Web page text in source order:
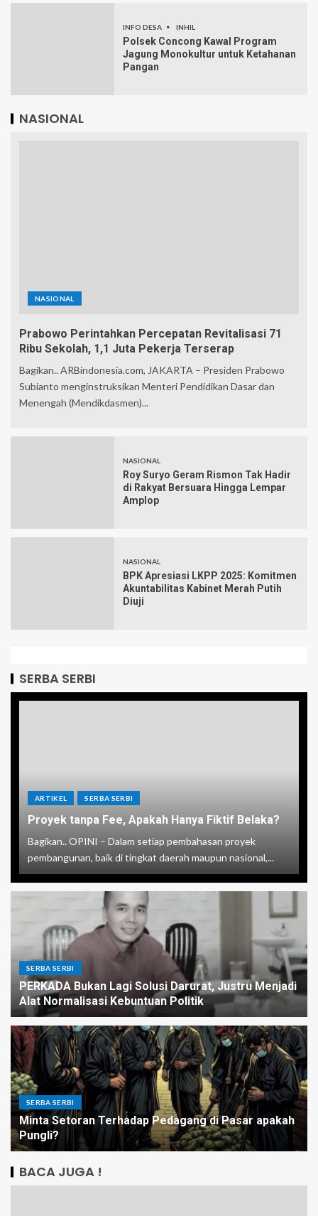
INFO DESA INHIL
Polsek Concong Kawal Program
Jagung Monokultur untuk Ketahanan
Pangan
NASIONAL
NASIONAL
Prabowo Perintahkan Percepatan Revitalisasi 71
Ribu Sekolah, 1,1 Juta Pekerja Terserap
Bagikan.. ARBindonesia.com, JAKARTA – Presiden Prabowo
Subianto menginstruksikan Menteri Pendidikan Dasar dan
Menengah (Mendikdasmen)...
NASIONAL
Roy Suryo Geram Rismon Tak Hadir
di Rakyat Bersuara Hingga Lempar
Amplop
NASIONAL
BPK Apresiasi LKPP 2025: Komitmen
Akuntabilitas Kabinet Merah Putih
Diuji
SERBA SERBI
ARTIKEL SERBA SERBI
Proyek tanpa Fee, Apakah Hanya Fiktif Belaka?
Bagikan.. OPINI – Dalam setiap pembahasan proyek
pembangunan, baik di tingkat daerah maupun nasional,...
SERBA SERBI
PERKADA Bukan Lagi Solusi Darurat, Justru Menjadi
Alat Normalisasi Kebuntuan Politik
SERBA SERBI
Minta Setoran Terhadap Pedagang di Pasar apakah
Pungli?
BACA JUGA !